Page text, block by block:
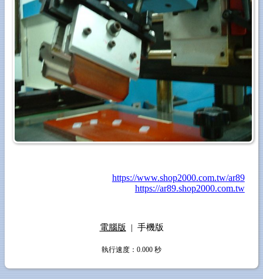
https://www.shop2000.com.tw/ar89
https://ar89.shop2000.com.tw
電腦版 | 手機版
執行速度 ：0.000 秒